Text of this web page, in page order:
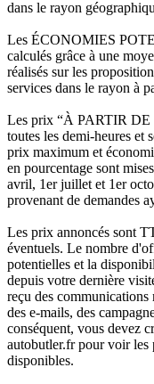
dans le rayon
Les ÉCONOMIES
calculés grâce à une
réalisés sur les
services dans le rayon à
Les prix “À PARTIR DE
toutes les demi-heures et
prix maximum et
en pourcentage sont
avril, 1er juillet et 1er
provenant de demandes
Les prix annoncés sont
éventuels. Le nombre
potentielles et la
depuis votre dernière
reçu des
des e-mails, des
conséquent, vous devez
autobutler.fr pour voir les
disponibles.